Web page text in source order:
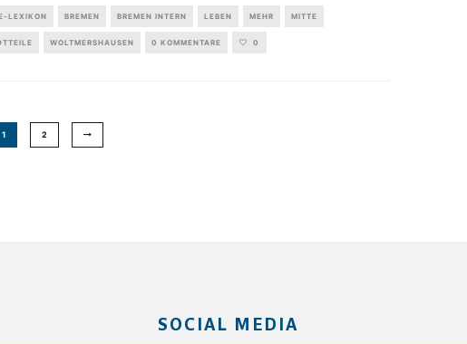
LEXIKON BREMEN BREMEN INTERN LEBEN MEHR MITTE
WOLTMERSHAUSEN 0 KOMMENTARE 0
1 2
SOCIAL MEDIA